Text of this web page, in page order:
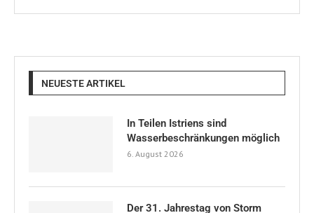
NEUESTE ARTIKEL
In Teilen Istriens sind
Wasserbeschränkungen möglich
6. August 2026
Der 31. Jahrestag von Storm